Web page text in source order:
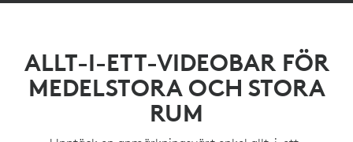
ALLT-I-ETT-VIDEOBAR FÖR
MEDELSTORA OCH STORA
RUM